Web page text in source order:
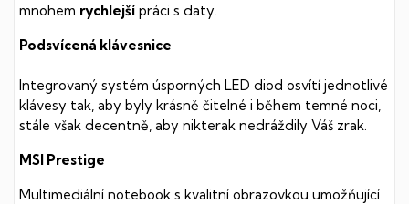
mnohem rychlejší práci s daty.
Podsvícená klávesnice
Integrovaný systém úsporných LED diod osvítí jednotlivé
klávesy tak, aby byly krásně čitelné i během temné noci,
stále však decentně, aby nikterak nedráždily Váš zrak.
MSI Prestige
Multimediální notebook s kvalitní obrazovkou umožňující